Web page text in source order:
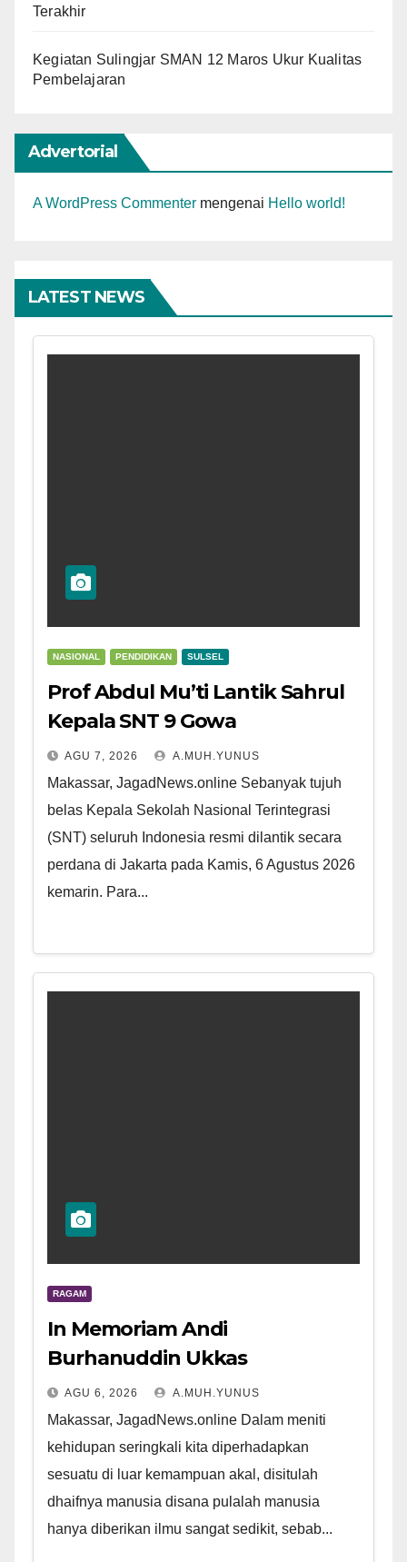
Terakhir
Kegiatan Sulingjar SMAN 12 Maros Ukur Kualitas
Pembelajaran
Advertorial
A WordPress Commenter mengenai Hello world!
LATEST NEWS
NASIONAL PENDIDIKAN SULSEL
Prof Abdul Mu’ti Lantik Sahrul
Kepala SNT 9 Gowa
AGU 7, 2026 A.MUH.YUNUS
Makassar, JagadNews.online Sebanyak tujuh
belas Kepala Sekolah Nasional Terintegrasi
(SNT) seluruh Indonesia resmi dilantik secara
perdana di Jakarta pada Kamis, 6 Agustus 2026
kemarin. Para...
RAGAM
In Memoriam Andi
Burhanuddin Ukkas
AGU 6, 2026 A.MUH.YUNUS
Makassar, JagadNews.online Dalam meniti
kehidupan seringkali kita diperhadapkan
sesuatu di luar kemampuan akal, disitulah
dhaifnya manusia disana pulalah manusia
hanya diberikan ilmu sangat sedikit, sebab...